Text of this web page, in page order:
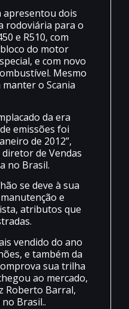
apresentou dois
rodoviária para o
e R510, com
do motor
e com novo
Mesmo
o Scania
da era
emissões foi
de 2012”,
de Vendas
no Brasil.
se deve à sua
e
atributos que
vendido do ano
e também da
sua trilha
ao mercado,
Roberto Barral,
Brasil..